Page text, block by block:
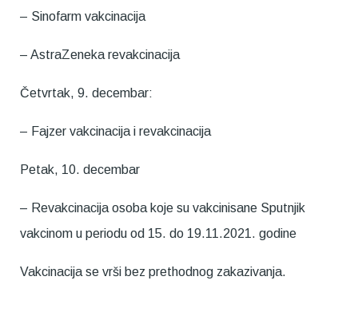
– Sinofarm vakcinacija
– AstraZeneka revakcinacija
Četvrtak, 9. decembar:
– Fajzer vakcinacija i revakcinacija
Petak, 10. decembar
– Revakcinacija osoba koje su vakcinisane Sputnjik
vakcinom u periodu od 15. do 19.11.2021. godine
Vakcinacija se vrši bez prethodnog zakazivanja.